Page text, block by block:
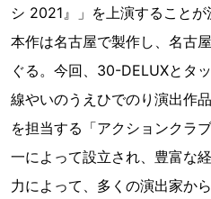
シ 2021』」を上演することが
本作は名古屋で製作し、名古
ぐる。今回、30-DELUXとタ
線やいのうえひでのり演出作
を担当する「アクションクラ
一によって設立され、豊富な
力によって、多くの演出家か